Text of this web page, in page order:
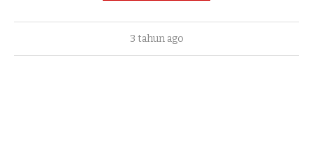
3 tahun ago